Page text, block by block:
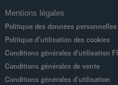
Mentions légales
Politique des données personnelles
Politique d'utilisation des cookies
Conditions générales d'utilisation
Conditions générales de vente
Conditions générales d'utilisation